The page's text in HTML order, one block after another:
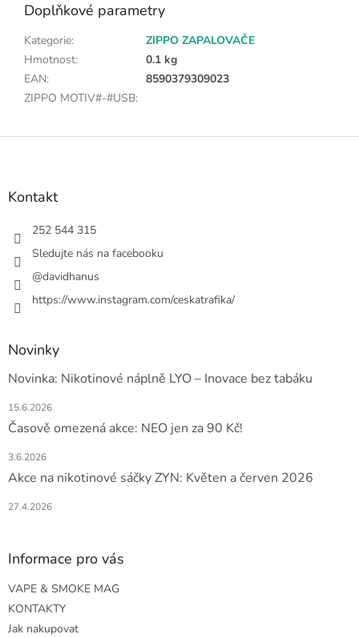
Doplňkové parametry
Kategorie:
ZIPPO ZAPALOVAČE
Hmotnost:
0.1 kg
EAN:
8590379309023
ZIPPO MOTIV#-#USB:
Z
Kontakt
252 544 315
Sledujte nás na facebooku
@davidhanus
https://www.instagram.com/ceskatrafika/
Novinky
Novinka: Nikotinové náplně LYO – Inovace bez tabáku
15.6.2026
Časově omezená akce: NEO jen za 90 Kč!
3.6.2026
Akce na nikotinové sáčky ZYN: Květen a červen 2026
27.4.2026
Informace pro vás
VAPE & SMOKE MAG
KONTAKTY
Jak nakupovat